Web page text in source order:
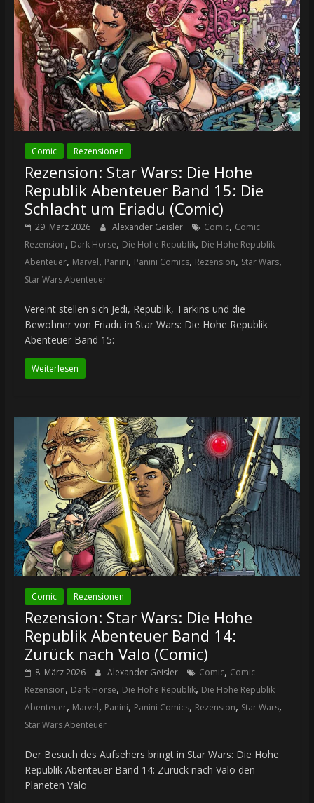
Comic Rezensionen
Rezension: Star Wars: Die Hohe
Republik Abenteuer Band 15: Die
Schlacht um Eriadu (Comic)
29. März 2026 Alexander Geisler Comic, Comic
Rezension, Dark Horse, Die Hohe Republik, Die Hohe Republik
Abenteuer, Marvel, Panini, Panini Comics, Rezension, Star Wars,
Star Wars Abenteuer
Vereint stellen sich Jedi, Republik, Tarkins und die
Bewohner von Eriadu in Star Wars: Die Hohe Republik
Abenteuer Band 15:
Weiterlesen
Comic Rezensionen
Rezension: Star Wars: Die Hohe
Republik Abenteuer Band 14:
Zurück nach Valo (Comic)
8. März 2026 Alexander Geisler Comic, Comic
Rezension, Dark Horse, Die Hohe Republik, Die Hohe Republik
Abenteuer, Marvel, Panini, Panini Comics, Rezension, Star Wars,
Star Wars Abenteuer
Der Besuch des Aufsehers bringt in Star Wars: Die Hohe
Republik Abenteuer Band 14: Zurück nach Valo den
Planeten Valo